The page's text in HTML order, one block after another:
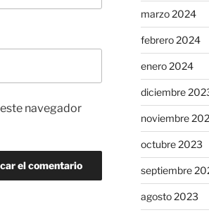
navegador
marzo 2024
febrero 2024
enero 2024
diciembre
noviembre
octubre 2023
septiembre
agosto 2023